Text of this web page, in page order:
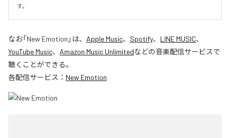
す。
なお「New Emotion 」は、 Apple Music、 Spotify、 LINE MUSIC、
YouTube Music、 Amazon Music Unlimitedなどの音楽配信サービスで
聴くことができる。
各配信サービス： New Emotion